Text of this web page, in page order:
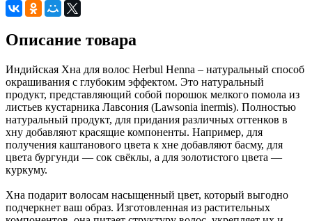
Описание товара
Индийская Хна для волос Herbul Henna – натуральный способ
окрашивания с глубоким эффектом. Это натуральный
продукт, представляющий собой порошок мелкого помола из
листьев кустарника Лавсония (Lawsonia inermis). Полностью
натуральный продукт, для придания различных оттенков в
хну добавляют красящие компоненты. Например, для
получения каштанового цвета к хне добавляют басму, для
цвета бургунди — сок свёклы, а для золотистого цвета —
куркуму.
Хна подарит волосам насыщенный цвет, который выгодно
подчеркнет ваш образ. Изготовленная из растительных